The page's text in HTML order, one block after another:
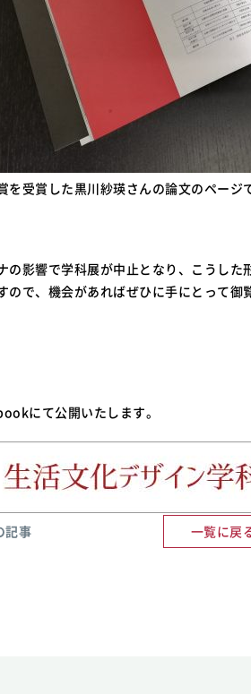
を受賞した黒川紗瑛さんの論文のページ
の影響で学科展が中止となり、こうし
ので、機会があればぜひに手にとって御
にて公開いたします。
記事 一覧に戻